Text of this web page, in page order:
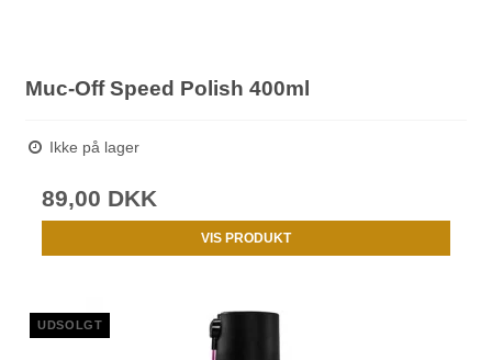
Muc-Off Speed Polish 400ml
Ikke på lager
89,00 DKK
VIS PRODUKT
UDSOLGT